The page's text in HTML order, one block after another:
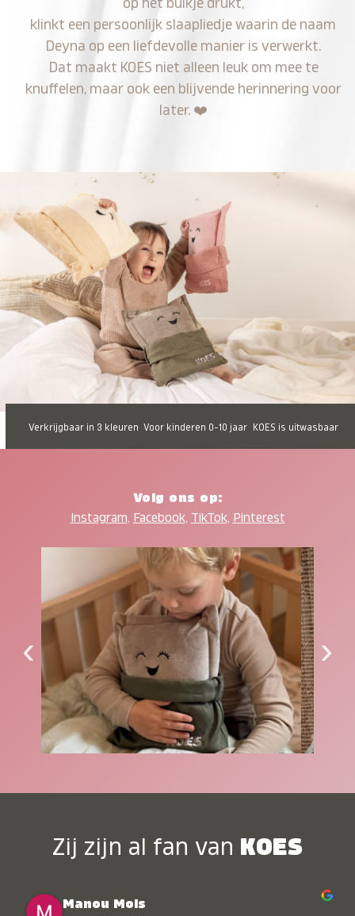
op het buikje drukt,
klinkt een persoonlijk slaapliedje waarin de naam
Deyna op een liefdevolle manier is verwerkt.
Dat maakt KOES niet alleen leuk om mee te
knuffelen, maar ook een blijvende herinnering voor
later. ❤️
Verkrijgbaar in 3 kleuren Voor kinderen 0-10 jaar KOES is uitwasbaar
Volg ons op:
Instagram, Facebook, TikTok, Pinterest
‹ ›
Zij zijn al fan van KOES
Manou Mols